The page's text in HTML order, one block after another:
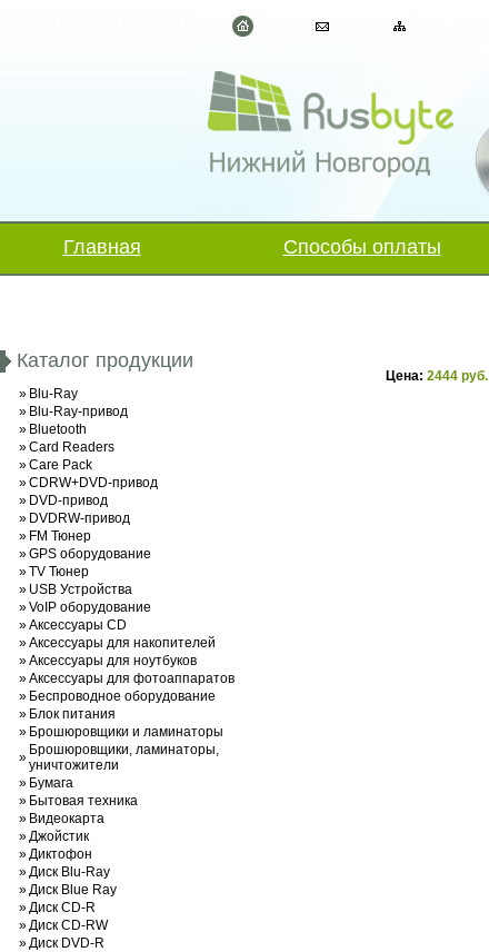
Главная Способы оплаты
Каталог продукции
» Blu-Ray
» Blu-Ray-привод
» Bluetooth
»Card Readers
»Care Pack
»CDRW+DVD-привод
» DVD-привод
» DVDRW-привод
» FM Тюнер
»GPS оборудование
»TV Тюнер
» USB Устройства
»VoIP оборудование
»Аксессуары CD
»Аксессуары для накопителей
»Аксессуары для ноутбуков
»Аксессуары для фотоаппаратов
» Беспроводное оборудование
» Блок питания
» Брошюровщики и ламинаторы
» Брошюровщики, ламинаторы,
уничтожители
» Бумага
» Бытовая техника
» Видеокарта
»Джойстик
»Диктофон
»Диск Blu-Ray
»Диск Blue Ray
»Диск CD-R
»Диск CD-RW
»Диск DVD-R
Цена: 2444 руб.